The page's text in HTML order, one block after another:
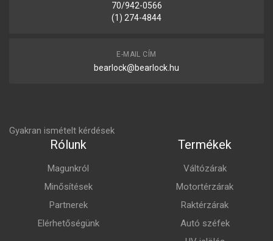
70/942-0566
(1) 274-4844
E-MAIL CÍM
bearlock@bearlock.hu
Gyakran ismételt kérdések
Rólunk
Magunkról
Minősítések
Partnerek
Elérhetőségünk
Termékek
Váltózárak
Motortérzárak
Raktérzárak
Autó széfek